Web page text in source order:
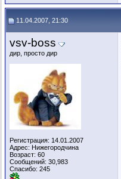
11.04.2007, 21:30
vsv-boss
дир, просто дир
Регистрация: 14.01.2007
Адрес: Нижегородчина
Возраст: 60
Сообщений: 30,983
Спасибо: 245